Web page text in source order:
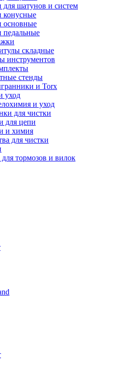
шатунов и систем
конусные
основные
складные
инструментов
стенды
и Torx
уход
и уход
для чистки
для цепи
и химия
для чистки
тормозов и вилок